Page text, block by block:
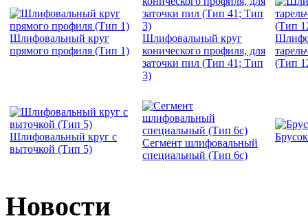
Шлифовальный круг
прямого профиля (Тип 1)
Шлифовальный круг
конического профиля, для
заточки пил (Тип 41; Тип
3)
(Тип
Шлифовальный круг с
выточкой (Тип 5)
Сегмент шлифовальный
специальный (Тип 6с)
Новости